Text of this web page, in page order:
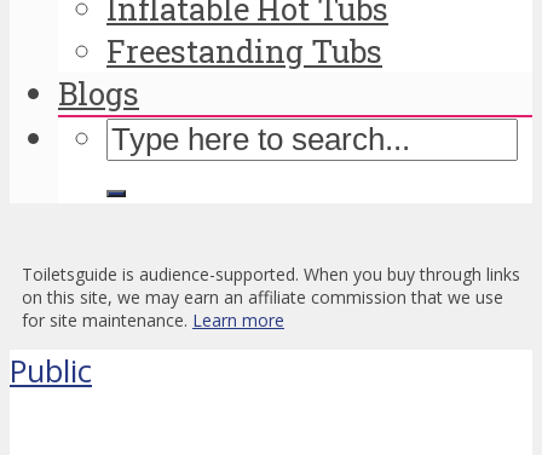
Freestanding Tubs
Blogs
Toiletsguide is audience-supported. When you buy through links
on this site, we may earn an affiliate commission that we use
for site maintenance. Learn more
Public